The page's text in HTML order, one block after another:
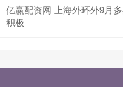
亿赢配资网 上海外环外9月
积极